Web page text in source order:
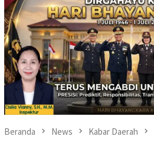
Beranda News Kabar Daerah